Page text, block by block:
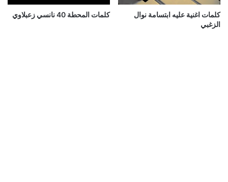
كلمات اغنية عليه ابتسامة نوال
الزغبي
كلمات المحطة 40 نانسي زعبلاوي